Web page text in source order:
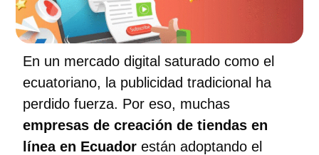
En un mercado digital saturado como el
ecuatoriano, la publicidad tradicional ha
perdido fuerza. Por eso, muchas
empresas de creación de tiendas en
línea en Ecuador están adoptando el